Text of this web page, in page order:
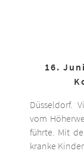
16.
Düsseldorf.
vom
führte. Mit
kranke